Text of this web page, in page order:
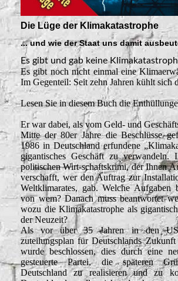
Die Lüge der Klimakatastrophe
... und wie der Staat uns damit
Es gibt und gab keine
Es gibt noch nicht einmal eine
Im Gegenteil: Seit zehn Jahren kühlt sich
Lesen Sie in diesem Buch die
Er war dabei, als vom Geld- und
Mitte der 80er Jahre die Beschlüsse
1986 in Deutschland erfundene
gigantisches Geschäft zu verwandeln.
politischen Wirt-schaftskrimi, der Ihnen
verschafft, wer den Auftrag zur
Weltklimarates, gab. Welche Aufgaben
von wem? Danach muss beantwortet
wozu die Klimakatastrophe als
der Neuzeit?
Als vor über 35 Jahren in den
zuteilungsplan für Deutschlands
wurde beschlossen, dies durch eine
gesteuerte Partei, die späteren
Deutschland zu realisieren und zu